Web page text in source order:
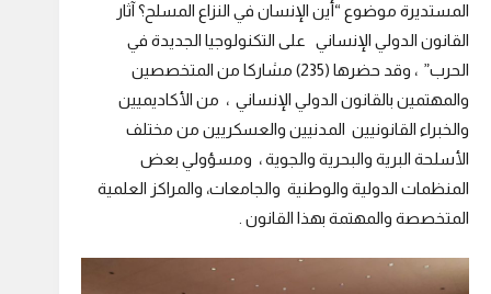
المستديرة موضوع “أين الإنسان في النزاع المسلح؟ آثار
القانون الدولي الإنساني على التكنولوجيا الجديدة في
الحرب” ، وقد حضرها (235) مشاركا من المتخصصين
والمهتمين بالقانون الدولي الإنساني ، من الأكاديميين
والخبراء القانونيين المدنيين والعسكريين من مختلف
الأسلحة البرية والبحرية والجوية ، ومسؤولي بعض
المنظمات الدولية والوطنية والجامعات، والمراكز العلمية
المتخصصة والمهتمة بهذا القانون .